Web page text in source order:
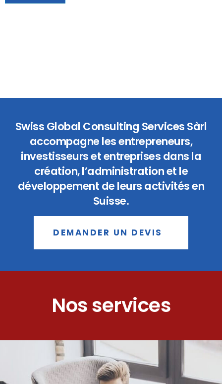
Swiss Global Consulting Services Sàrl
accompagne les entrepreneurs,
investisseurs et entreprises dans la
création, l’administration et le
développement de leurs activités en
Suisse.
DEMANDER UN DEVIS
Nos services